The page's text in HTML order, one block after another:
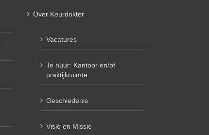
Over Keurdokter
Vacatures
Te huur: Kantoor en/of
praktijkruimte
Geschiedenis
Visie en Missie